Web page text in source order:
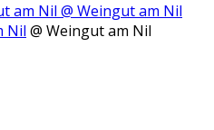
am Nil @ Weingut am Nil
Nil @ Weingut am Nil